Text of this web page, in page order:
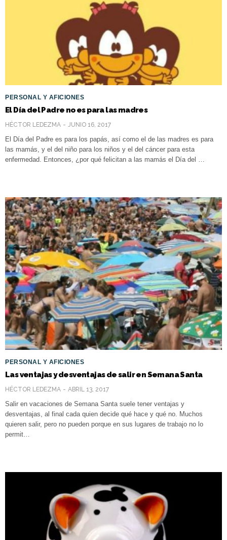
PERSONAL Y AFICIONES
El Día del Padre no es para las madres
HÉCTOR LEDEZMA JUNIO 16, 2017
El Día del Padre es para los papás, así como el de las madres es para
las mamás, y el del niño para los niños y el del cáncer para esta
enfermedad. Entonces, ¿por qué felicitan a las mamás el Día del …
PERSONAL Y AFICIONES
Las ventajas y desventajas de salir en Semana Santa
HÉCTOR LEDEZMA ABRIL 13, 2017
Salir en vacaciones de Semana Santa suele tener ventajas y
desventajas, al final cada quien decide qué hace y qué no. Muchos
quieren salir, pero no pueden porque en sus lugares de trabajo no lo
permit…